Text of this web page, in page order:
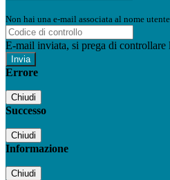
Non hai una e-mail associata al nome
E-mail inviata, si prega di controllare
Errore
Chiudi
Successo
Chiudi
Informazione
Chiudi